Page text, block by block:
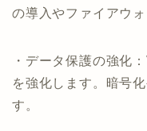
の導入やファイアウ
・データ保護の強化
を強化します。暗号
す。